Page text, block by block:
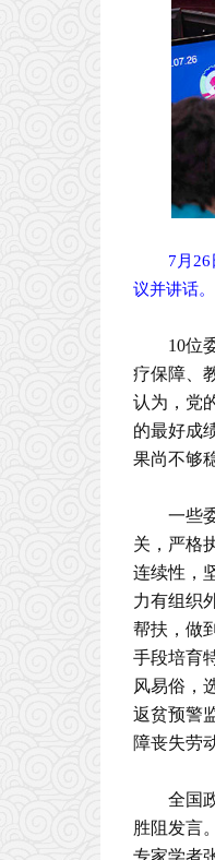
7月
议并讲话
10位
疗保障、
认为，党
的最好成
果尚不够
一些
关，严格
连续性，
力有组织
帮扶，做
手段培育
风易俗，
返贫预警
障丧失劳
全国
胜阻发言